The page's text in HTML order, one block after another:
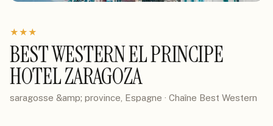
★★★
BEST WESTERN EL PRINCIPE
HOTEL ZARAGOZA
saragosse &amp; province, Espagne · Chaîne Best Western